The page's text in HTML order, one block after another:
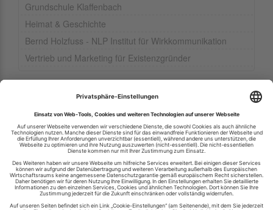
Grundschule Klaffenbach
Heimat & Geschichte
Bernd Holzfuss - NLP Institut für Wirkkommunikation
Vertrieb und Marketing für Existenzgründer
Ihren RSS-Feed veröffentlichen
RSS-Verzeichnis.de © 2003-2026
Impressum
Kontakt